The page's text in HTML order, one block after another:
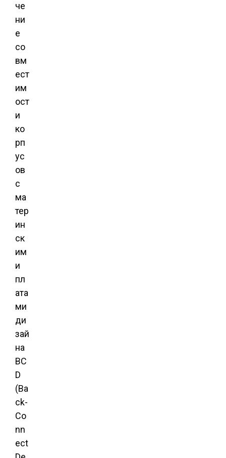
че
ни
е
со
вм
ест
им
ост
и
ко
рп
ус
ов
с
ма
тер
ин
ск
им
и
пл
ата
ми
ди
зай
на
BC
D
(Ba
ck-
Co
nn
ect